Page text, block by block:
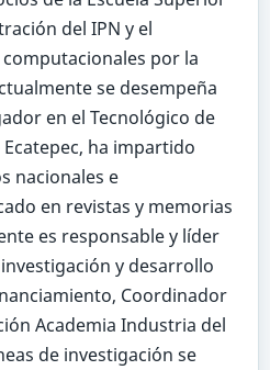
del IPN y el
por la
se desempeña
en el Tecnológico de
ha impartido
nacionales e
en revistas y memorias
es responsable y líder
y desarrollo
Coordinador
Academia Industria del
de investigación se